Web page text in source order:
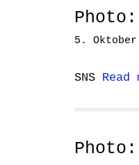
5. Oktober
SNS Read